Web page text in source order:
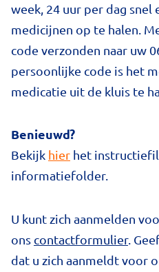
week, 24 uur per dag
medicijnen op te halen.
code verzonden naar uw
persoonlijke code is het
medicatie uit de kluis te
Benieuwd?
Bekijk hier het
informatiefolder.
U kunt zich aanmelden
ons contactformulier.
dat u zich aanmeldt voor